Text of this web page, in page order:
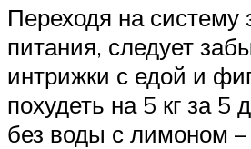
Переходя на систему
питания, следует
интрижки с едой и
похудеть на 5 кг за 5
без воды с лимоном –